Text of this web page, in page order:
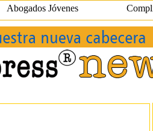
Abogados Jóvenes